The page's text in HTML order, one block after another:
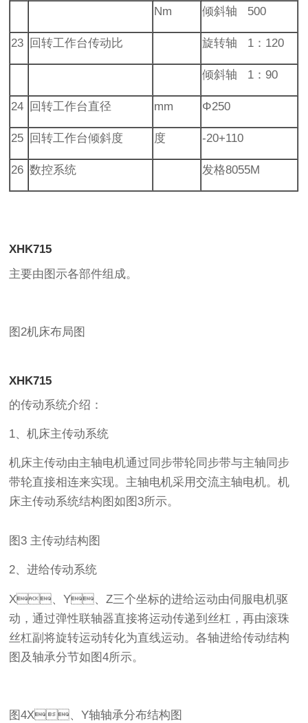
Nm 倾斜轴 500
23 回转工作台传动比 旋转轴 1：120
倾斜轴 1：90
24 回转工作台直径 mm Φ250
25 回转工作台倾斜度 度 -20+110
26 数控系统 发格8055M
XHK715
主要由图示各部件组成。
图2机床布局图
XHK715
的传动系统介绍：
1、机床主传动系统
机床主传动由主轴电机通过同步带轮同步带与主轴同步
带轮直接相连来实现。主轴电机采用交流主轴电机。机
床主传动系统结构图如图3所示。
图3 主传动结构图
2、进给传动系统
X、Y、Z三个坐标的进给运动由伺服电机驱
动，通过弹性联轴器直接将运动传递到丝杠，再由滚珠
丝杠副将旋转运动转化为直线运动。各轴进给传动结构
图及轴承分节如图4所示。
图4X、Y轴轴承分布结构图